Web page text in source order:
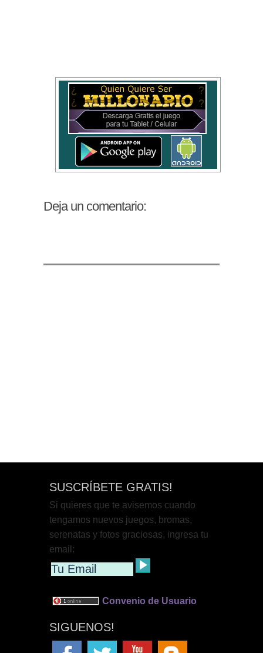
Deja un comentario:
SUSCRÍBETE GRATIS!
Si quieres que te avisemos cuando
tengamos nuevos juegos, bromas,
serenatas y fotos graciosas, ingresa tu
email:
Convenio de Usuario
SIGUENOS!